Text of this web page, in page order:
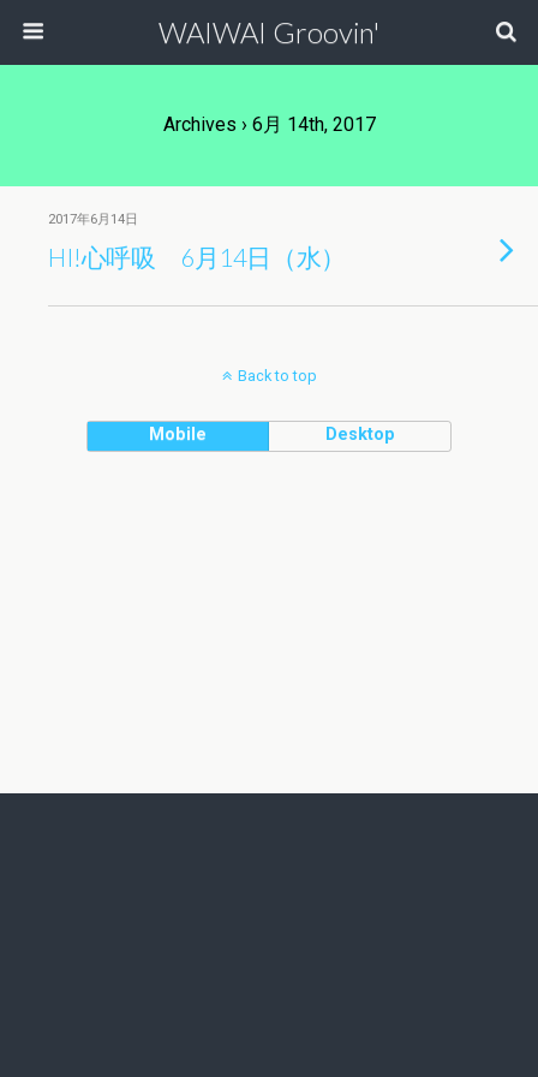
WAIWAI Groovin'
Archives › 6月 14th, 2017
2017年6月14日
HI!心呼吸 6月14日（水）
Back to top
Mobile Desktop